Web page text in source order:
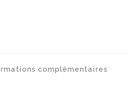
complémentaires